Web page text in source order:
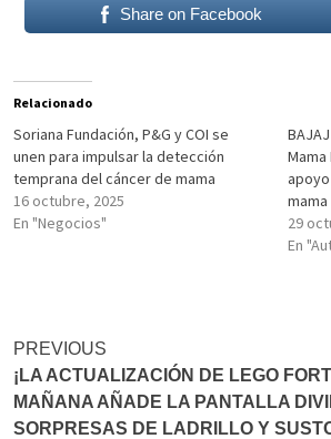
Share on Facebook
Relacionado
Soriana Fundación, P&G y COI se
unen para impulsar la detección
temprana del cáncer de mama
16 octubre, 2025
En "Negocios"
mama
29
En
Post
navigation
PREVIOUS
¡LA ACTUALIZACIÓN DE LEGO
MAÑANA AÑADE LA PANTALLA
SORPRESAS DE LADRILLO Y